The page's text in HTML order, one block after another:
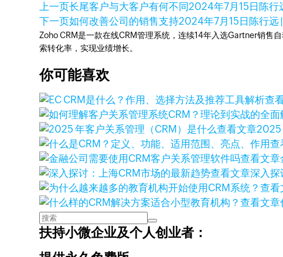
上一页长尾客户与大客户有何不同2024年7月15日 陈行
下一页如何改善公司的销售支持2024年7月15日 陈行远
Zoho CRM是一款在线CRM管理系统，连续14年入选Gartner销售
索转化率，实现业绩增长。
你可能喜欢
查
查看文章2025
查
查看文章
查看文章深入探
查看
查看文章
扶持小微企业及个人创业者：